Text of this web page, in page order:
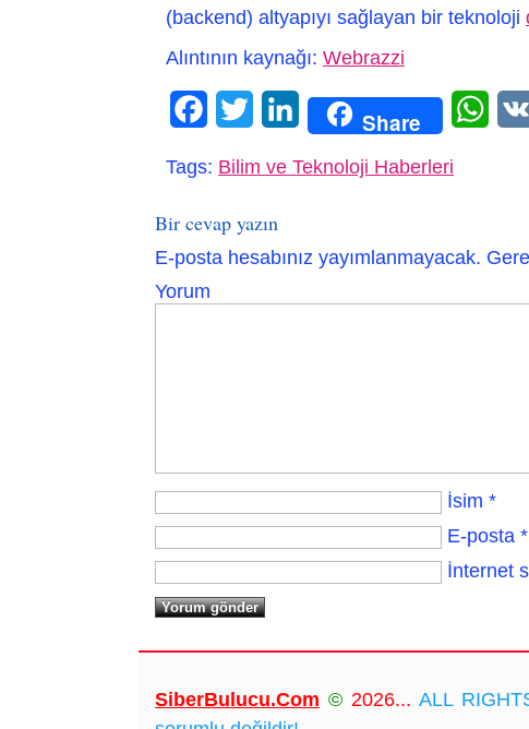
(backend) altyapıyı sağlayan bir teknoloji
Alıntının kaynağı: Webrazzi
Facebook
Twitter LinkedIn Share
Tags: Bilim ve Teknoloji Haberleri
Bir cevap yazın
E-posta hesabınız yayımlanmayacak.
Yorum
İsim *
E-posta *
İnternet
SiberBulucu.Com © 2026... ALL